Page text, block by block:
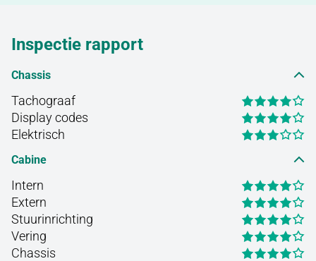
Inspectie rapport
Chassis
Tachograaf
Display codes
Elektrisch
Cabine
Intern
Extern
Stuurinrichting
Vering
Chassis